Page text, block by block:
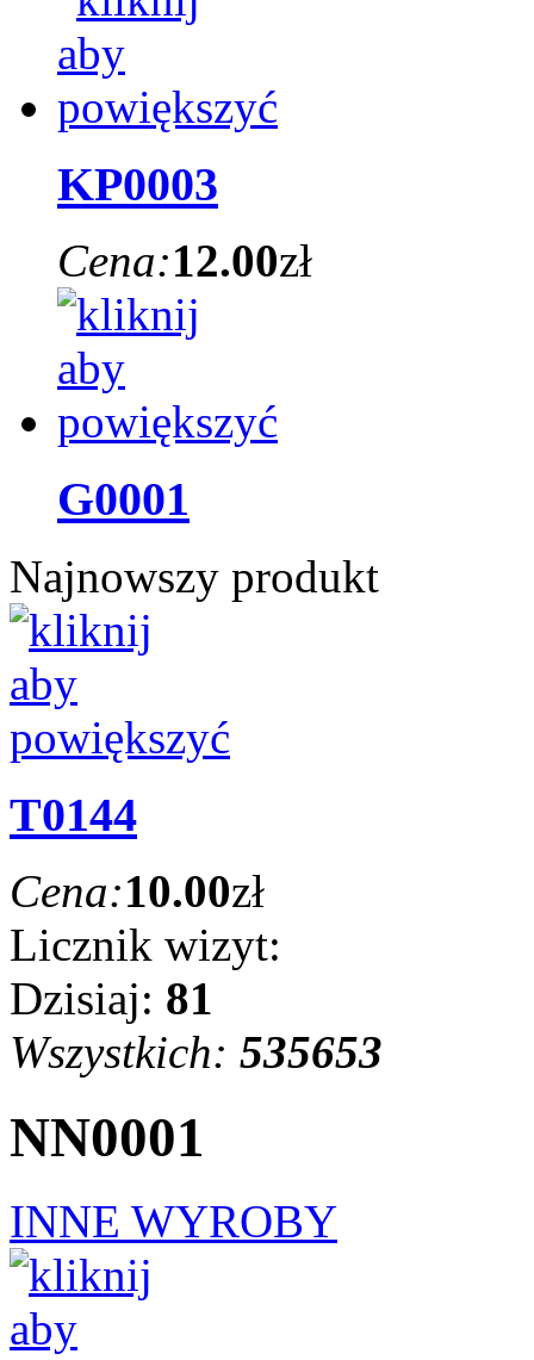
KP0003
Cena:12.00zł
G0001
Najnowszy produkt
T0144
Cena:10.00zł
Licznik wizyt:
Dzisiaj: 81
Wszystkich: 535653
NN0001
INNE WYROBY